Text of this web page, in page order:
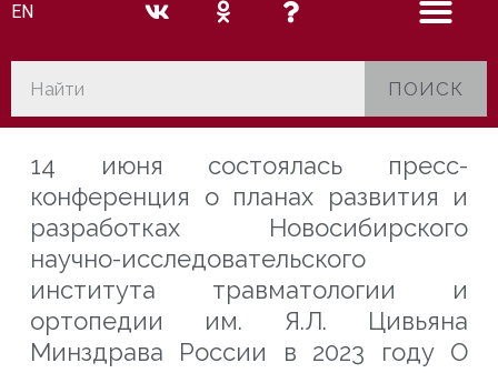
EN
ПОИСК
14 июня состоялась пресс-
конференция о планах развития и
разработках Новосибирского
научно-исследовательского
института травматологии и
ортопедии им. Я.Л. Цивьяна
Минздрава России в 2023 году О